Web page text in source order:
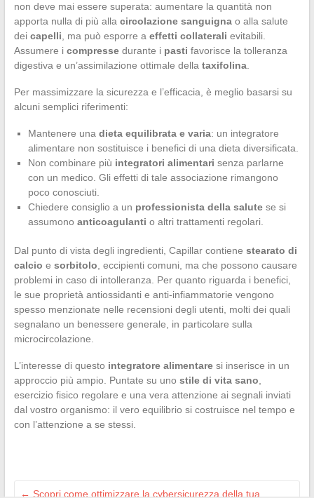
non deve mai essere superata: aumentare la quantità non
apporta nulla di più alla circolazione sanguignao alla salute
dei capelli , ma può esporre a effetti collaterali evitabili.
Assumere i compressedurante i pasti favorisce la tolleranza
digestiva e un’assimilazione ottimale della taxifolina.
Per massimizzare la sicurezza e l’efficacia, è meglio basarsi su
alcuni semplici riferimenti:
Mantenere una dieta equilibrata e varia: un integratore
alimentare non sostituisce i benefici di una dieta diversificata.
Non combinare più integratori alimentari senza parlarne
con un medico. Gli effetti di tale associazione rimangono
poco conosciuti.
Chiedere consiglio a un professionista della salutese si
assumono anticoagulanti o altri trattamenti regolari.
Dal punto di vista degli ingredienti, Capillar contiene stearato di
calcio e sorbitolo , eccipienti comuni, ma che possono causare
problemi in caso di intolleranza. Per quanto riguarda i benefici,
le sue proprietà antiossidanti e anti-infiammatorie vengono
spesso menzionate nelle recensioni degli utenti, molti dei quali
segnalano un benessere generale, in particolare sulla
microcircolazione.
L’interesse di questo integratore alimentaresi inserisce in un
approccio più ampio. Puntate su uno stile di vita sano
esercizio fisico regolare e una vera attenzione ai segnali inviati
dal vostro organismo: il vero equilibrio si costruisce nel tempo e
con l’attenzione a se stessi.
← Scopri come ottimizzare la cybersicurezza della tua